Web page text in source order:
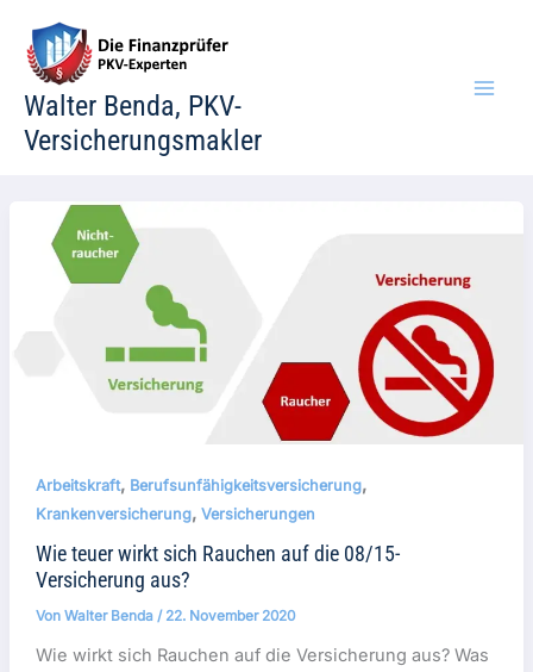
Inhalt
springen
Walter Benda, PKV-
Versicherungsmakler
Arbeitskraft, Berufsunfähigkeitsversicherung,
Krankenversicherung, Versicherungen
Wie teuer wirkt sich Rauchen auf die 08/15-
Versicherung aus?
Von Walter Benda / 22. November 2020
Wie wirkt sich Rauchen auf die Versicherung aus? Was